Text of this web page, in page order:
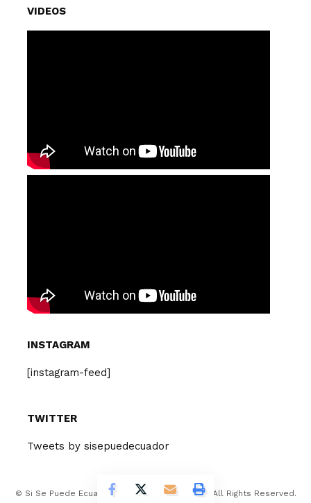
VIDEOS
INSTAGRAM
[instagram-feed]
TWITTER
Tweets by sisepuedecuador
© Si Se Puede Ecuador Design Company 2026. All Rights Reserved.